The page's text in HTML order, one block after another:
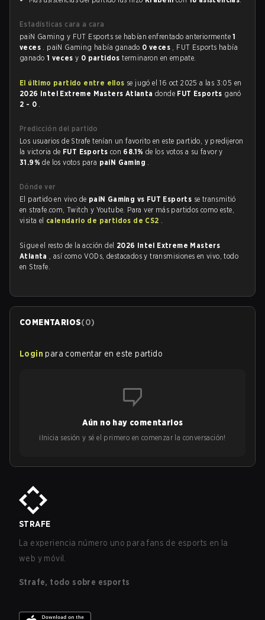
Estadísticas cara a cara
paiN Gaming y FUT Esports se habían enfrentado anteriormente1
veces . paiN Gaming había ganado 0 veces , FUT Esports había
ganado 1 vecesy 0 partidosterminaron en empate.
El último partido entre ellos se jugó el 16 oct 2025 a las 3:05 en
2026 Intel Extreme Masters Atlanta donde FUT Esports ganó
2 - 0 .
Predicción del partido
Los usuarios de Strafe tenían un favorito en este partido, y predijeron
la victoria de FUT Esports con 68.1% de los votos a su favor y
31.9%de los votos para paiN Gaming .
Dónde ver
El partido en vivo de paiN Gaming vs FUT Esports se transmitió
en strafe.com, Twitch y Youtube. Para ver más partidos como este,
visita el calendario de partidos de CS2 .
Sigue el resto de la acción del 2026 Intel Extreme Masters
Atlanta , así como VODs, destacados y transmisiones en vivo, todo
en Strafe.
COMENTARIOS(0)
Login para comentar en este partido
Aún no hay comentarios
¡Inicia sesión y sé el primero en comenzar la conversación!
STRAFE
La experiencia número uno para fans de esports en la
web y móvil.
Strafe, todo sobre esports